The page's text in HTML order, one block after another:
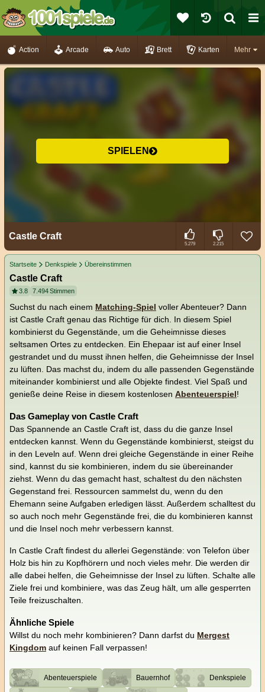
Mehr
Action Arcade Auto Brett Karten
SPIELEN
Castle Craft
5.279 2.215
Startseite Denkspiele Übereinstimmen
Castle Craft
3.8 7.494Stimmen
Suchst du nach einem Matching-Spiel voller Abenteuer? Dann
ist Castle Craft genau das Richtige für dich. In diesem Spiel
kombinierst du Gegenstände, um die Geheimnisse dieses
seltsamen Ortes zu entdecken. Ein Ehepaar ist auf einer Insel
gestrandet und du musst ihnen helfen, die Geheimnisse der Insel
zu lüften. Das machst du, indem du alle passenden Gegenstände
miteinander kombinierst und alle Objekte findest. Viel Spaß und
genieße deine Reise in diesem kostenlosen Abenteuerspiel!
Das Gameplay von Castle Craft
Das Spannende an Castle Craft ist, dass du die ganze Insel
entdecken kannst. Wenn du Gegenstände kombinierst, steigst du
in den Leveln auf. Wenn drei gleiche Gegenstände in einer Reihe
sind, kannst du sie kombinieren, indem du sie übereinander
ziehst. Wenn du das gemacht hast, schaltest du den nächsten
Gegenstand frei. Ressourcen sammelst du, wenn du den
Ehemann seine Aufgaben erledigen lässt. Außerdem schalltest du
so auch noch mehr Gegenstände frei, die du kombinieren kannst
und die Insel noch mehr verbessern kannst.
In Castle Craft findest du allerlei Gegenstände: von Telefon über
Holz bis hin zu Kopfhörern und noch vieles mehr. Die werden dir
alle dabei helfen, die Geheimnisse der Insel zu lüften. Schalte alle
Ziele frei und kombiniere, was das Zeug hält, um alle gesperrten
Teile freizuschalten.
Ähnliche Spiele
Willst du noch mehr kombinieren? Dann darfst du Mergest
Kingdom auf keinen Fall verpassen!
Abenteuerspiele Bauernhof Denkspiele